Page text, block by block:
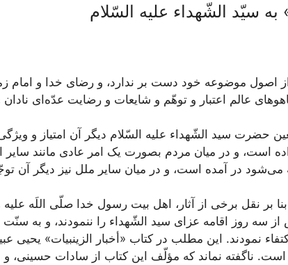
سيّد الشّهداء عليه السّلام
موضوعه خود دست بر ندارد، و رضای خدا و امام
عالم اعتبار و توهّم و شایعات و رضایت عدّه‌ای نادان
حضرت سید الشّهداء علیه السّلام دیگر آن امتیاز و
است، و در میان مردم بصورت یک امر عادی مانند سایر
می‌شود در آمده است، و در میان سایر ملل نیز دیگر آن
بر نقل برخی از آثار، اهل بیت رسول خدا صلّی اللَه
از سه روز اقامه عزای سید الشّهداء را ننمودند، و به سنّت
نمودند. این مطلب در کتاب «أخبار الزینبیات» یحیی
است. ناگفته نماند که مؤلّف این کتاب از سادات حسینی،